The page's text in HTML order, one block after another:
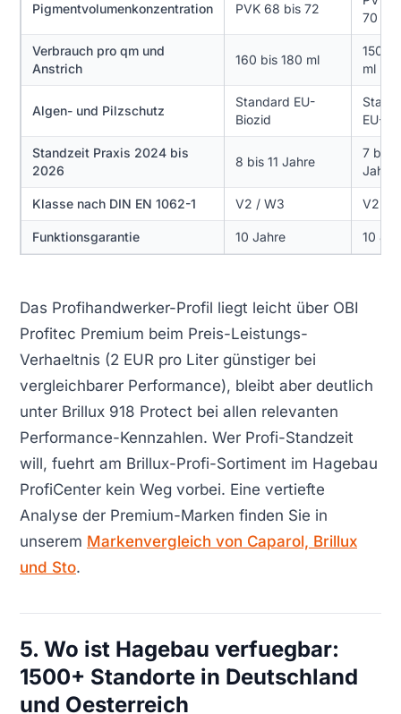
Pigmentvolumenkonzentration PVK 68 bis 72
70
Verbrauch pro qm und
Anstrich
160 bis 180 ml
150
ml
Algen- und Pilzschutz
Standard EU-
Biozid
EU-
Standzeit Praxis 2024 bis
2026
8 bis 11 Jahre
7 bis
Jahre
Klasse nach DIN EN 1062-1 V2 / W3 V2 /
Funktionsgarantie 10 Jahre 10
Das Profihandwerker-Profil liegt leicht über OBI
Profitec Premium beim Preis-Leistungs-
Verhaeltnis (2 EUR pro Liter günstiger bei
vergleichbarer Performance), bleibt aber deutlich
unter Brillux 918 Protect bei allen relevanten
Performance-Kennzahlen. Wer Profi-Standzeit
will, fuehrt am Brillux-Profi-Sortiment im Hagebau
ProfiCenter kein Weg vorbei. Eine vertiefte
Analyse der Premium-Marken finden Sie in
unserem Markenvergleich von Caparol, Brillux
und Sto.
5. Wo ist Hagebau verfuegbar:
1500+ Standorte in Deutschland
und Oesterreich